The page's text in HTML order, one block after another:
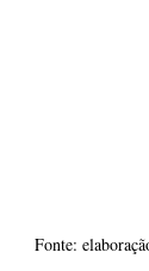
Fonte: